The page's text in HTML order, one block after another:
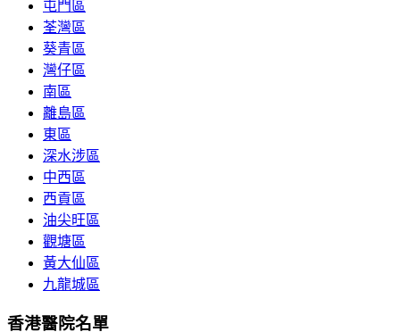
屯門區
荃灣區
葵青區
灣仔區
南區
離島區
東區
深水涉區
中西區
西貢區
油尖旺區
觀塘區
黃大仙區
九龍城區
香港醫院名單